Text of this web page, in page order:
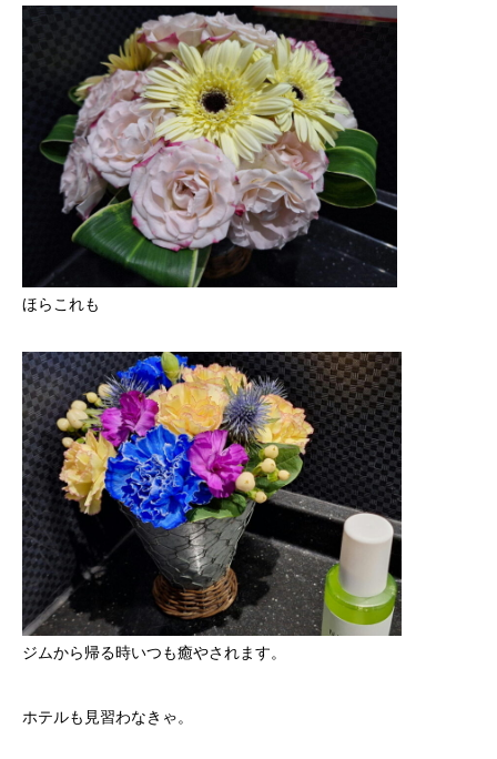
ほらこれも
ジムから帰る時いつも癒やされます。
ホテルも見習わなきゃ。